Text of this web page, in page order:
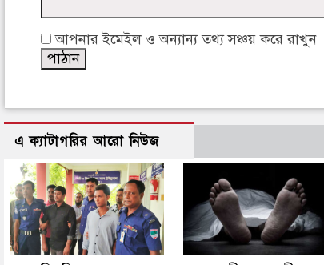
আপনার ইমেইল ও অন্যান্য তথ্য সঞ্চয় করে রাখুন
এ ক্যাটাগরির আরো নিউজ